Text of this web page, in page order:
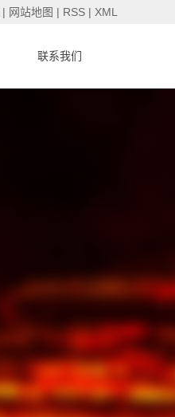
| 网站地图 | RSS | XML
联系我们